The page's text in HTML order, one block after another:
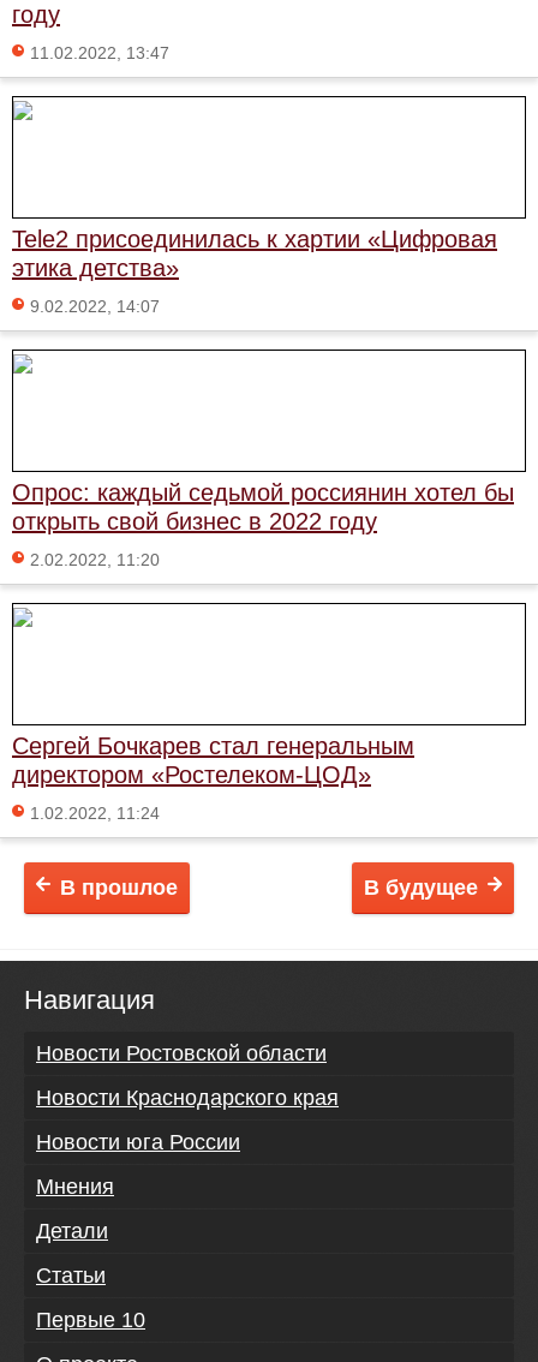
году
11.02.2022, 13:47
Tele2 присоединилась к хартии «Цифровая
этика детства»
9.02.2022, 14:07
Опрос: каждый седьмой россиянин хотел бы
открыть свой бизнес в 2022 году
2.02.2022, 11:20
Сергей Бочкарев стал генеральным
директором «Ростелеком-ЦОД»
1.02.2022, 11:24
В будущее
В прошлое
Навигация
Новости Ростовской области
Новости Краснодарского края
Новости юга России
Мнения
Детали
Статьи
Первые 10